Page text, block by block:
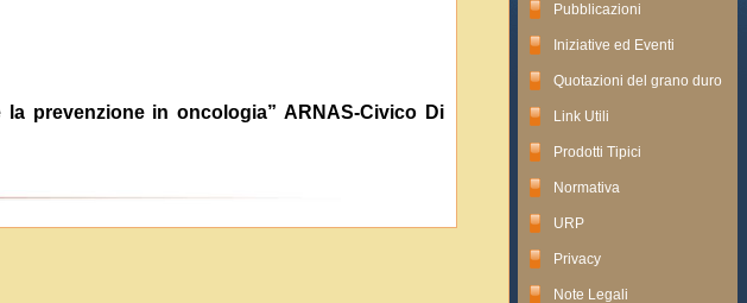
prevenzione in oncologia” ARNAS-Civico Di
Pubblicazioni
Iniziative ed Eventi
Quotazioni del grano duro
Link Utili
Prodotti Tipici
Normativa
URP
Privacy
Note Legali